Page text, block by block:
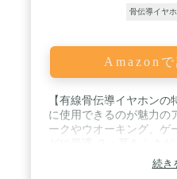
骨伝導イヤ
Amazon
【有線骨伝導イヤホン
に使用できるのが魅力の
ークやウオーキング、ゲ
も聞きながら聞けること
も、骨を通して音がきち
続き